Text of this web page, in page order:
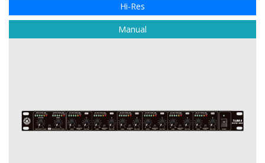
Hi-Res
Manual